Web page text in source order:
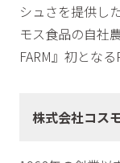
シュさを提供し
モス食品の自社
FARM』初とな
株式会社コス